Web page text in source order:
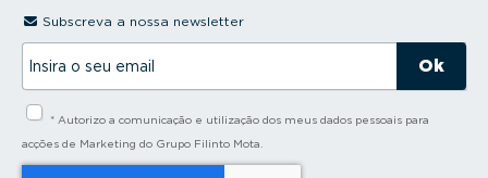
Subscreva a nossa newsletter
s
* Autorizo a comunicação e utilização dos meus dados pessoais para
acções de Marketing do Grupo Filinto Mota.